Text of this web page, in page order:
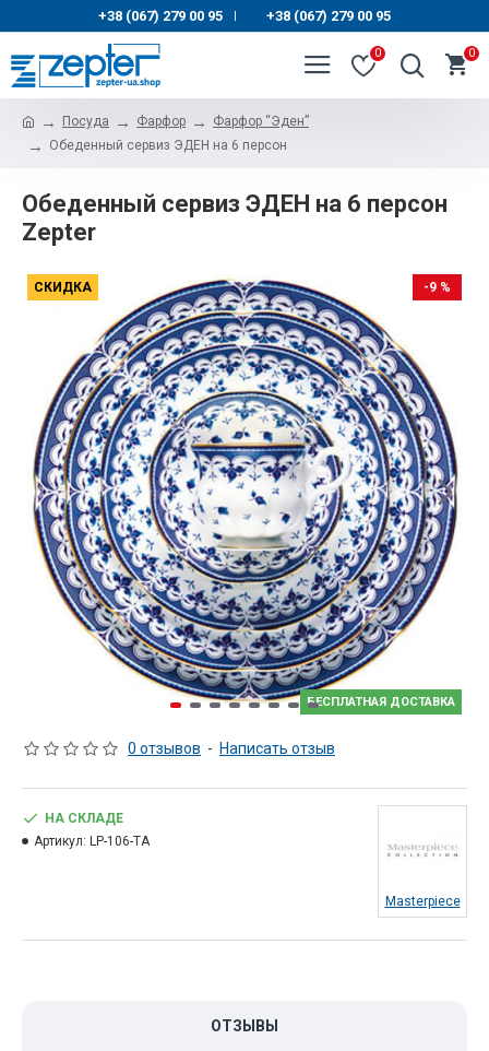
+38 (067) 279 00 95 | +38 (067) 279 00 95
0 0
Посуда Фарфор
Фарфор “Эден”
Обеденный сервиз ЭДЕН на 6 персон
Обеденный сервиз ЭДЕН на 6 персон
Zepter
СКИДКА
БЕСПЛАТНАЯ ДОСТАВКА
-9 %
0 отзывов - Написать отзыв
НА СКЛАДЕ
Артикул: LP-106-TA
Masterpiece
ОТЗЫВЫ